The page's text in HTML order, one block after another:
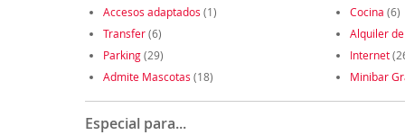
Accesos adaptados (1) Cocina (6)
Transfer(6) Alquiler
Parking(29) Internet
Admite Mascotas (18) Minibar
Especial para...